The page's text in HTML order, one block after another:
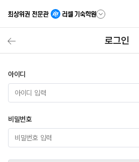
로그인
아이디
비밀번호